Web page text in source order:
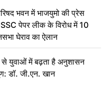
भवन में भाजयुमो की प्रेस
पेपर लीक के विरोध में 10
घेराव का ऐलान
से युवाओं में बढ़ता है अनुशासन
डॉ. जी.एन. खान